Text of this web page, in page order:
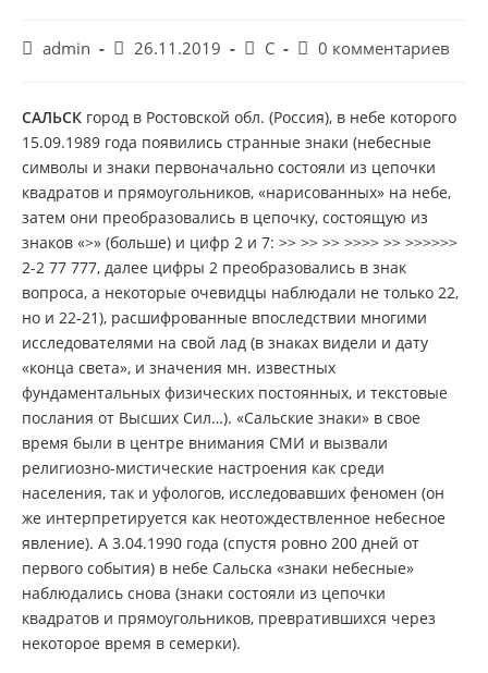
Авторadmin
Запись
26.11.2019
Рубрика
С
Комментарии
0 комментариев
САЛЬСК город в Ростовской обл. (Россия), в небе которого
15.09.1989 года появились странные знаки (небесные
символы и знаки первоначально состояли из цепочки
квадратов и прямоугольников, «нарисованных» на небе,
затем они преобразовались в цепочку, состоящую из
знаков «>» (больше) и цифр 2 и 7: >> >> >> >>>> >> >>>>>>
2-2 77 777, далее цифры 2 преобразовались в знак
вопроса, а некоторые очевидцы наблюдали не только 22,
но и 22-21), расшифрованные впоследствии многими
исследователями на свой лад (в знаках видели и дату
«конца света», и значения мн. известных
фундаментальных физических постоянных, и текстовые
послания от Высших Сил…). «Сальские знаки» в свое
время были в центре внимания СМИ и вызвали
религиозно-мистические настроения как среди
населения, так и уфологов, исследовавших феномен (он
же интерпретируется как неотождествленное небесное
явление). А 3.04.1990 года (спустя ровно 200 дней от
первого события) в небе Сальска «знаки небесные»
наблюдались снова (знаки состояли из цепочки
квадратов и прямоугольников, превратившихся через
некоторое время в семерки).